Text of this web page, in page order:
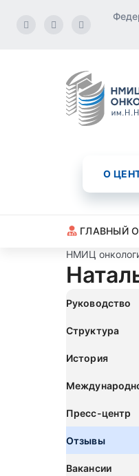
О
ГЛАВНЫЙ
НМИЦ
Руководство
Структура
История
Пресс-центр
Отзывы
Вакансии